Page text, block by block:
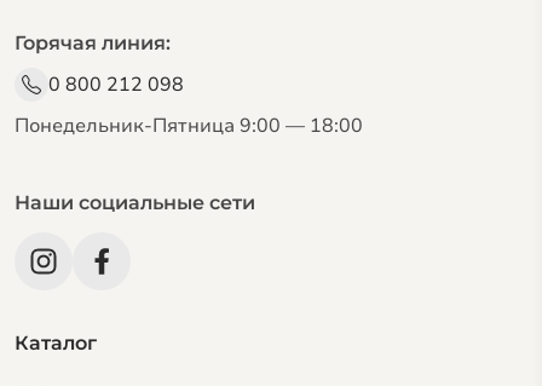
Горячая линия:
0 800 212 098
Понедельник-Пятница 9:00 — 18:00
Наши социальные сети
Каталог